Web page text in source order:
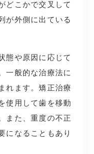
どこかで交叉して
が外側に出ている
態や原因に応じて
一般的な治療法に
れます。矯正治療
使用して歯を移動
また、重度の不正
になることもあり